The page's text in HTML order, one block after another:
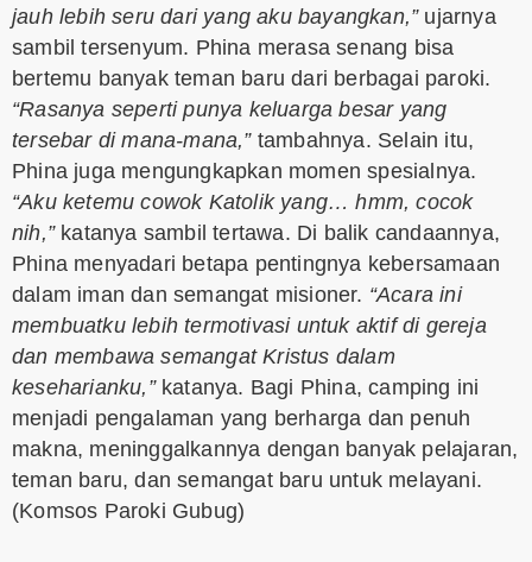
jauh lebih seru dari yang aku bayangkan,”ujarnya
sambil tersenyum. Phina merasa senang bisa
bertemu banyak teman baru dari berbagai paroki.
“Rasanya seperti punya keluarga besar yang
tersebar di mana-mana,”tambahnya. Selain itu,
Phina juga mengungkapkan momen spesialnya.
“Aku ketemu cowok Katolik yang… hmm, cocok
nih,”katanya sambil tertawa. Di balik candaannya,
Phina menyadari betapa pentingnya kebersamaan
dalam iman dan semangat misioner. “Acara ini
membuatku lebih termotivasi untuk aktif di gereja
dan membawa semangat Kristus dalam
keseharianku,”katanya. Bagi Phina, camping ini
menjadi pengalaman yang berharga dan penuh
makna, meninggalkannya dengan banyak pelajaran,
teman baru, dan semangat baru untuk melayani.
(Komsos Paroki Gubug)